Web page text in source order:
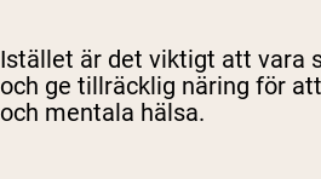
Istället är det viktigt att vara
och ge tillräcklig näring för
och mentala hälsa.